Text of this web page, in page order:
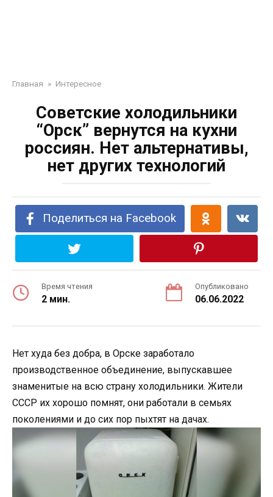
Главная » Интересное
Советские холодильники
“Орск” вернутся на кухни
россиян. Нет альтернативы,
нет других технологий
Поделиться на Facebook
Время чтения
2 мин.
Опубликовано
06.06.2022
Нет худа без добра, в Орске заработало
производственное объединение, выпускавшее
знаменитые на всю страну холодильники. Жители
СССР их хорошо помнят, они работали в семьях
поколениями и до сих пор пыхтят на дачах.